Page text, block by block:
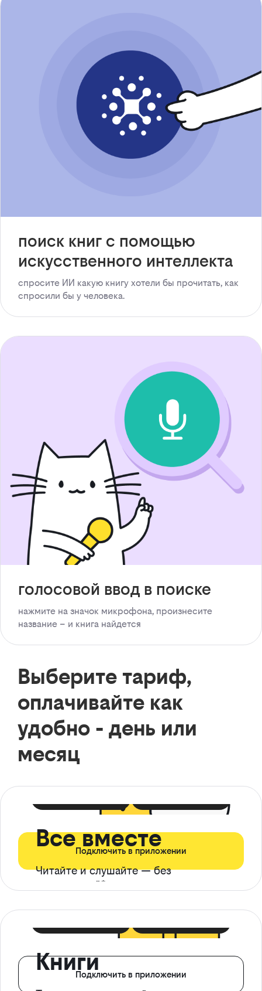
поиск книг с помощью
искусственного интеллекта
спросите ИИ какую книгу хотели бы прочитать, как
спросили бы у человека.
голосовой ввод в поиске
нажмите на значок микрофона, произнесите
название – и книга найдется
Выберите тариф,
оплачивайте как
удобно - день или
месяц
Все вместе
Читайте и слушайте — без
ограничений*
Подключить в приложении
КнигиПодключить в приложении